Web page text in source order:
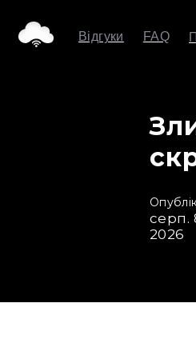
Відгуки FAQ
серп.
2026